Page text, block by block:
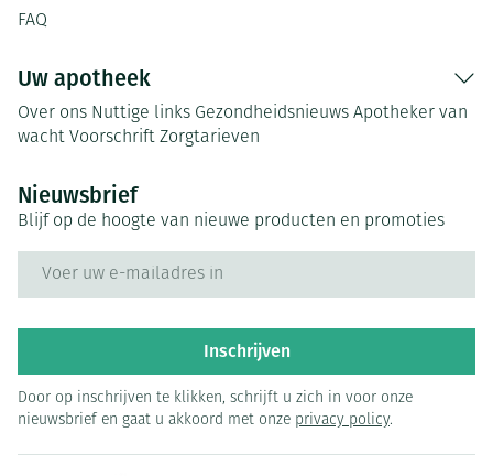
FAQ
Uw apotheek
Over ons Nuttige links Gezondheidsnieuws Apotheker van
wacht Voorschrift Zorgtarieven
Nieuwsbrief
Blijf op de hoogte van nieuwe producten en promoties
Inschrijven
Door op inschrijven te klikken, schrijft u zich in voor onze
nieuwsbrief en gaat u akkoord met onze privacy policy.